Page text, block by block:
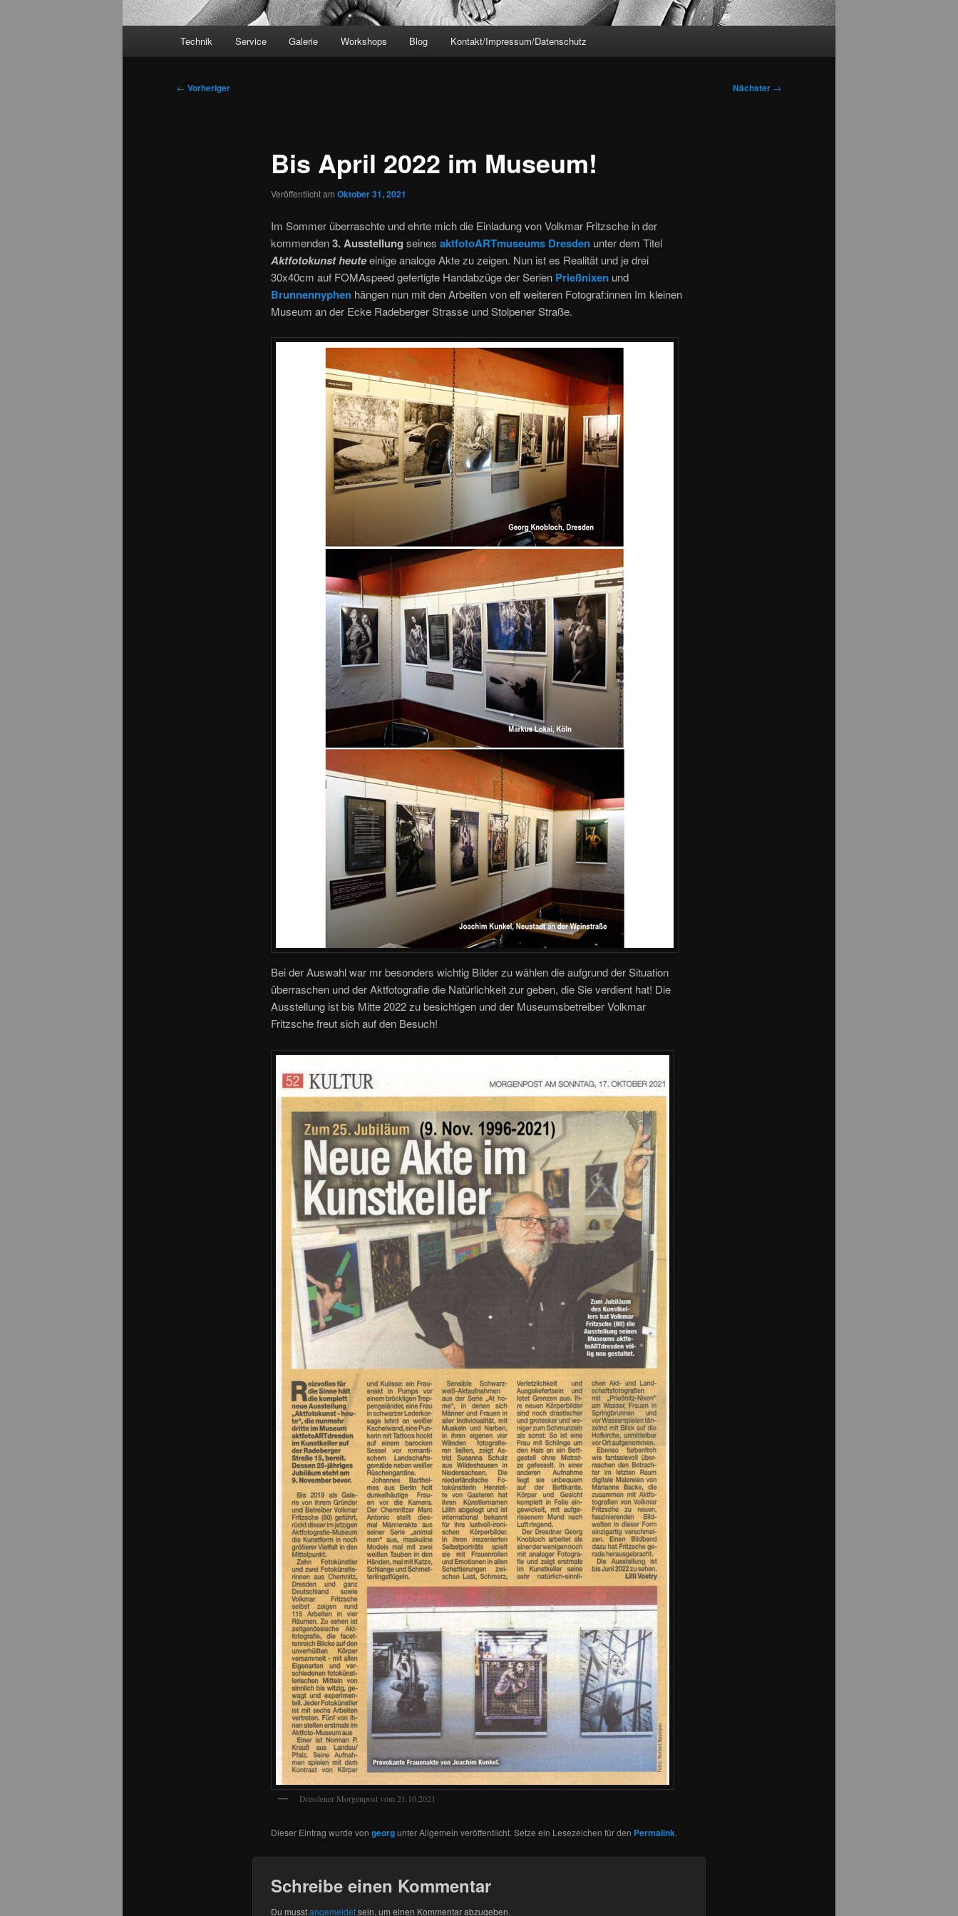
Technik Service Galerie Workshops Blog Kontakt/Impressum/Datenschutz
Beitragsnavigation
← Vorheriger Nächster →
Bis April 2022 im Museum!
Veröffentlicht am Oktober 31, 2021
Im Sommer überraschte und ehrte mich die Einladung von Volkmar Fritzsche in der
kommenden3. Ausstellung seines aktfotoARTmuseums Dresdenunter dem Titel
Aktfotokunst heuteeinige analoge Akte zu zeigen. Nun ist es Realität und je drei
30x40cm auf FOMAspeed gefertigte Handabzüge der Serien Prießnixenund
Brunnennyphenhängen nun mit den Arbeiten von elf weiteren Fotograf:innen Im kleinen
Museum an der Ecke Radeberger Strasse und Stolpener Straße.
Bei der Auswahl war mr besonders wichtig Bilder zu wählen die aufgrund der Situation
überraschen und der Aktfotografie die Natürlichkeit zur geben, die Sie verdient hat! Die
Ausstellung ist bis Mitte 2022 zu besichtigen und der Museumsbetreiber Volkmar
Fritzsche freut sich auf den Besuch!
Dresdener Morgenpost vom 21.10.2021
Dieser Eintrag wurde von georgunter Allgemein veröffentlicht. Setze ein Lesezeichen für den Permalink.
Schreibe einen Kommentar
Du musstangemeldetsein, um einen Kommentar abzugeben.